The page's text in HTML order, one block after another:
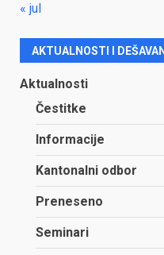
« jul
AKTUALNOSTI I
Aktualnosti
Čestitke
Informacije
Kantonalni odbor
Preneseno
Seminari